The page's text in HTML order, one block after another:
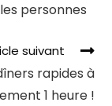
personnes
suivant
rapides à
1 heure !